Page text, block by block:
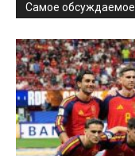
Самое обсуждаемое